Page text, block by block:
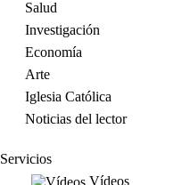
Salud
Investigación
Economía
Arte
Iglesia Católica
Noticias del lector
Servicios
Vídeos